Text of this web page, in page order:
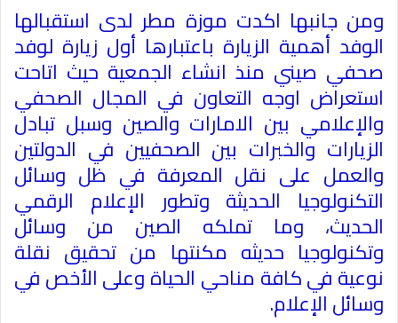
ومن جانبها اكدت موزة مطر لدى استقبالها
الوفد أهمية الزيارة باعتبارها أول زيارة لوفد
صحفي صيني منذ انشاء الجمعية حيث اتاحت
استعراض اوجه التعاون في المجال الصحفي
والإعلامي بين الامارات والصين وسبل تبادل
الزيارات والخبرات بين الصحفيين في الدولتين
والعمل على نقل المعرفة في ظل وسائل
التكنولوجيا الحديثة وتطور الإعلام الرقمي
الحديث، وما تملكه الصين من وسائل
وتكنولوجيا حديثه مكنتها من تحقيق نقلة
نوعية في كافة مناحي الحياة وعلى الأخص في
وسائل الإعلام.